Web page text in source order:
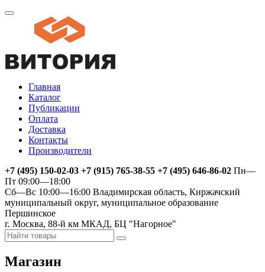
Главная
Каталог
Публикации
Оплата
Доставка
Контакты
Производители
+7 (495) 150-02-03 +7 (915) 765-38-55 +7 (495) 646-86-02 Пн—
Пт 09:00—18:00
Сб—Вс 10:00—16:00 Владимирская область, Киржачский
муниципальный округ, муниципальное образование
Першинское
г. Москва, 88-й км МКАД, БЦ "Нагорное"
Магазин